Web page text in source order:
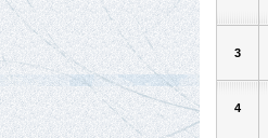
3
4